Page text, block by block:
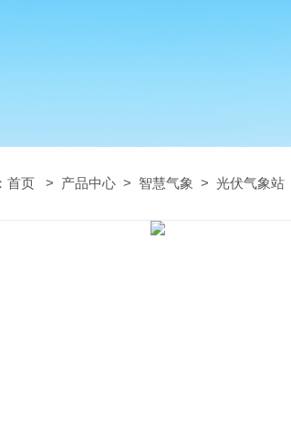
首页 > 产品中心 > 智慧气象 > 光伏气象站